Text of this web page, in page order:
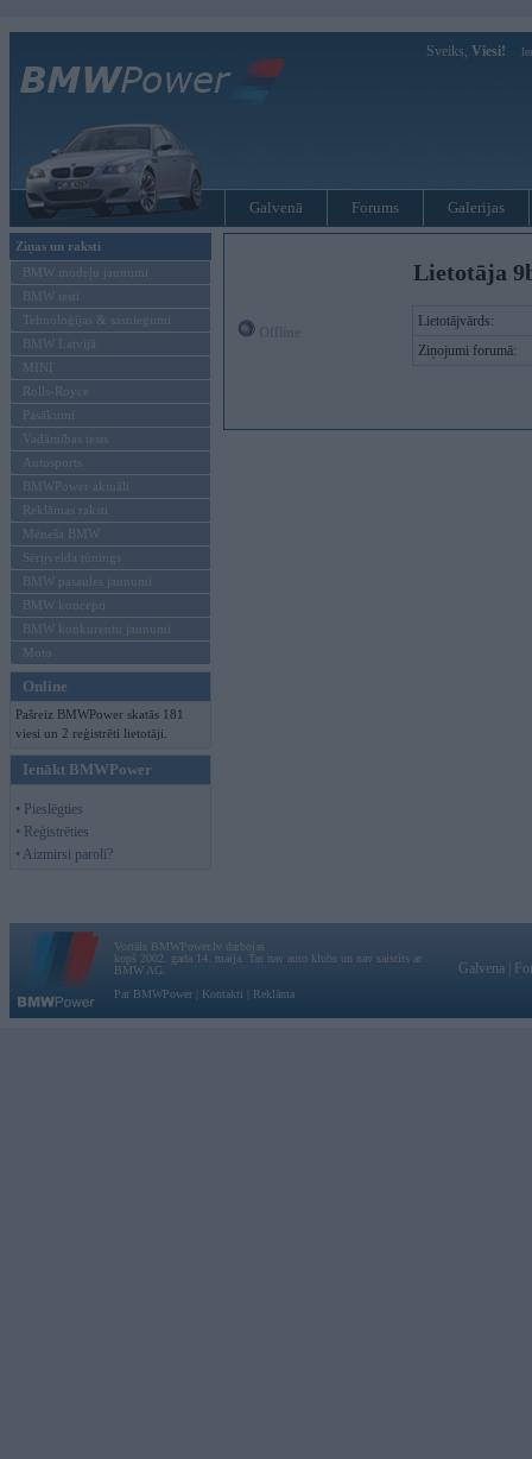
Sveiks, Viesi!
Galvenā Forums Galerijas
Ziņas un raksti
BMW modeļu jaunumi
BMW testi
Tehnoloģijas & sasniegumi
BMW Latvijā
MINI
Rolls-Royce
Pasākumi
Vadāmības tests
Autosports
BMWPower aktuāli
Reklāmas raksti
Mēneša BMW
Sērijveida tūnings
BMW pasaules jaunumi
BMW koncepti
BMW konkurentu jaunumi
Moto
Online
Pašreiz BMWPower skatās 181
viesi un 2 reģistrēti lietotāji.
Ienākt BMWPower
• Pieslēgties
• Reģistrēties
• Aizmirsi paroli?
Lietotāja
Lietotājvārds:
Ziņojumi forumā:
Vortāls BMWPower.lv darbojas
kopš 2002. gada 14. maija. Tas nav auto klubs un nav saistīts ar
BMW AG.
Par BMWPower
Kontakti Reklāma
Galvena